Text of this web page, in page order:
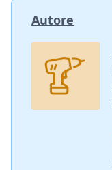
Autore